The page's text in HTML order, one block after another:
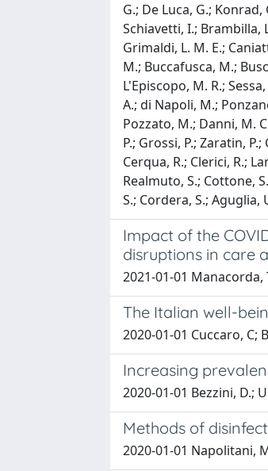
G.; De Luca, G.;
Schiavetti, I.; Brambilla,
Grimaldi, L. M. E.;
M.; Buccafusca, M.;
L'Episcopo, M. R.;
A.; di Napoli, M.;
Pozzato, M.; Danni, M.
P.; Grossi, P.; Zaratin,
Cerqua, R.; Clerici, R.;
Realmuto, S.; Cottone,
S.; Cordera, S.; Aguglia,
Impact of the
disruptions in care
2021-01-01 Manacorda,
The Italian well-
2020-01-01 Cuccaro, C;
Increasing
2020-01-01 Bezzini, D.;
Methods of
2020-01-01 Napolitani,